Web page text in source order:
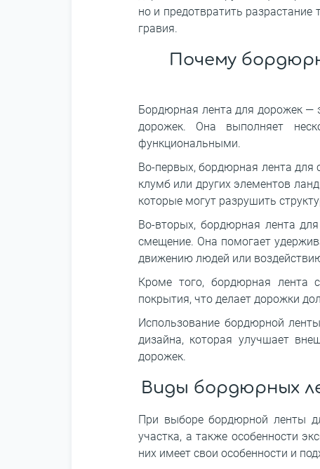
но и предотвратить
гравия.
Почему
Бордюрная лента для дорожек —
дорожек. Она выполняет
функциональными.
Во-первых, бордюрная лента для
клумб или других элементов
которые могут разрушить
Во-вторых, бордюрная лента
смещение. Она помогает
движению людей или
Кроме того, бордюрная лента
покрытия, что делает дорожки
Использование бордюрной
дизайна, которая улучшает
дорожек.
Виды бордюрных
При выборе бордюрной ленты
участка, а также особенности
них имеет свои особенности и